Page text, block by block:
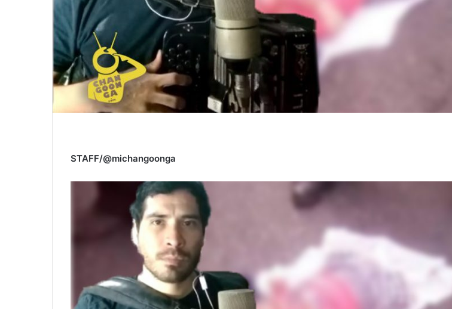
STAFF/@michangoonga